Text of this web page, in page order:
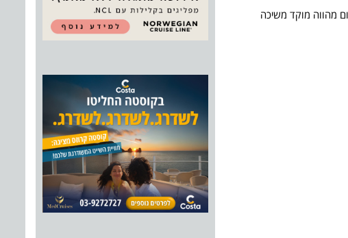
מהווה מוקד משיכה